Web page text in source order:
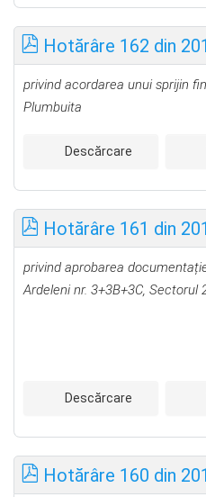
Hotărâre 162 din
privind acordarea unui sprijin
Plumbuita
Descărcare
Hotărâre 161 din
privind aprobarea
Ardeleni nr. 3+3B+3C,
Descărcare
Hotărâre 160 din